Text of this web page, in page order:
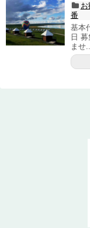
お
番
基本
日
ませ...